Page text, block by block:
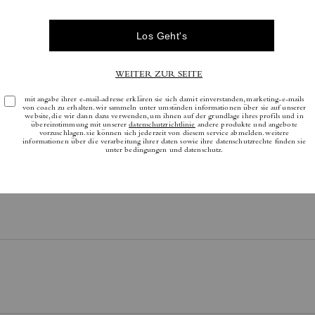
Es gibt noch keine Reviews.
Informationen darüber, wie wir unsere Bewertungen überprüfen, finden Sie